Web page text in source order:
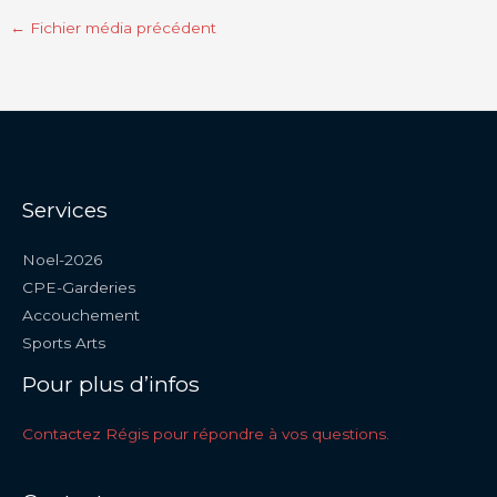
← Fichier média précédent
Services
Noel-2026
CPE-Garderies
Accouchement
Sports Arts
Pour plus d’infos
Contactez Régis pour répondre à vos questions.